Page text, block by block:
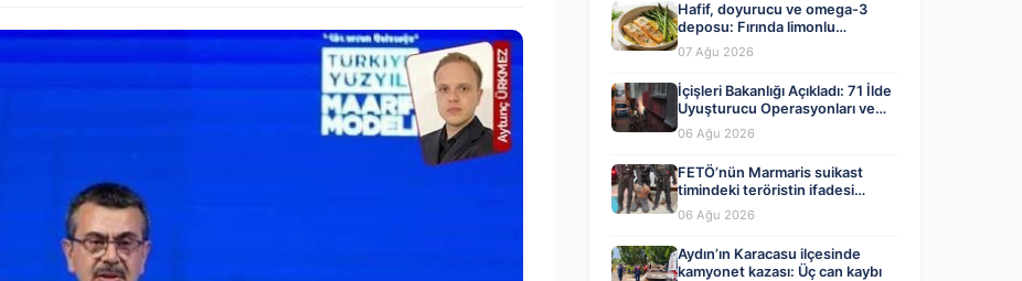
Hafif, doyurucu ve omega-3
deposu: Fırında limonlu
kuşkonmazlı somon tarifi…
07 Ağu 2026
İçişleri Bakanlığı Açıkladı: 71 İlde
Uyuşturucu Operasyonları ve
Tutuklamalar
06 Ağu 2026
FETÖ’nün Marmaris suikast
timindeki teröristin ifadesi
ortaya çıktı. Gizli toplantıyı
anlattı
06 Ağu 2026
Aydın’ın Karacasu ilçesinde
kamyonet kazası: Üç can kaybı